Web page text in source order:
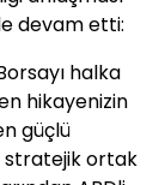
devam etti:
halka
hikayenizin
güçlü
stratejik ortak